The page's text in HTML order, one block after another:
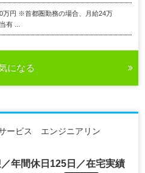
万円 ※首都圏勤務の場合、月給24万
有 ...
になる
ービス エンジニアリン
年間休日125日／在宅実績